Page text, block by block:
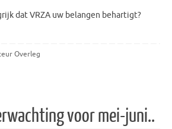
dat VRZA uw belangen behartigt?
Overleg
voor mei-juni..